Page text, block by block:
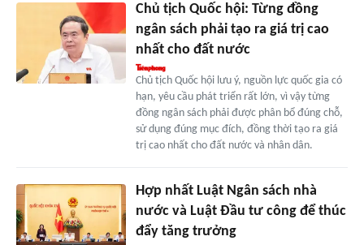
Chủ tịch Quốc hội: Từng đồng
ngân sách phải tạo ra giá trị cao
nhất cho đất nước
Chủ tịch Quốc hội lưu ý, nguồn lực quốc gia có
hạn, yêu cầu phát triển rất lớn, vì vậy từng
đồng ngân sách phải được phân bổ đúng chỗ,
sử dụng đúng mục đích, đồng thời tạo ra giá
trị cao nhất cho đất nước và nhân dân.
Hợp nhất Luật Ngân sách nhà
nước và Luật Đầu tư công để thúc
đẩy tăng trưởng